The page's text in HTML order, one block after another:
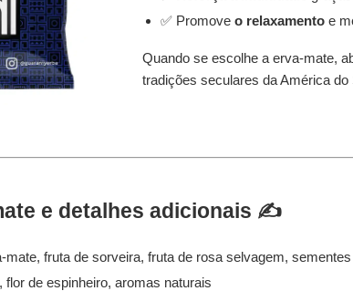
✅ Promoveo relaxamento e
Quando se escolhe a erva-mate,
tradições seculares da América do
e detalhes adicionais ✍️
mate, fruta de sorveira, fruta de rosa selvagem,
de espinheiro, aromas naturais